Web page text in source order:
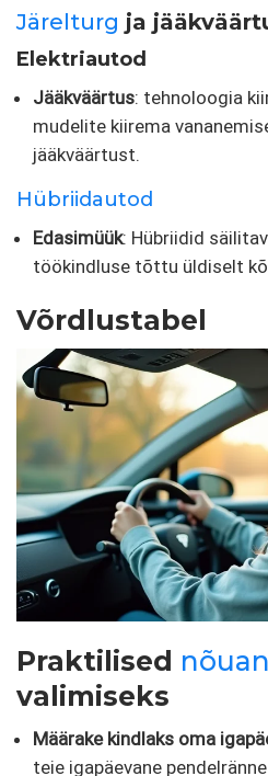
Järelturg ja
Elektriautod
Jääkväärtus: tehnoloogia
mudelite kiirema
jääkväärtust.
Hübriidautod
Edasimüük: Hübriidid
töökindluse tõttu üldiselt
Võrdlustabel
Praktilised
valimiseks
Määrake kindlaks oma
teie igapäevane